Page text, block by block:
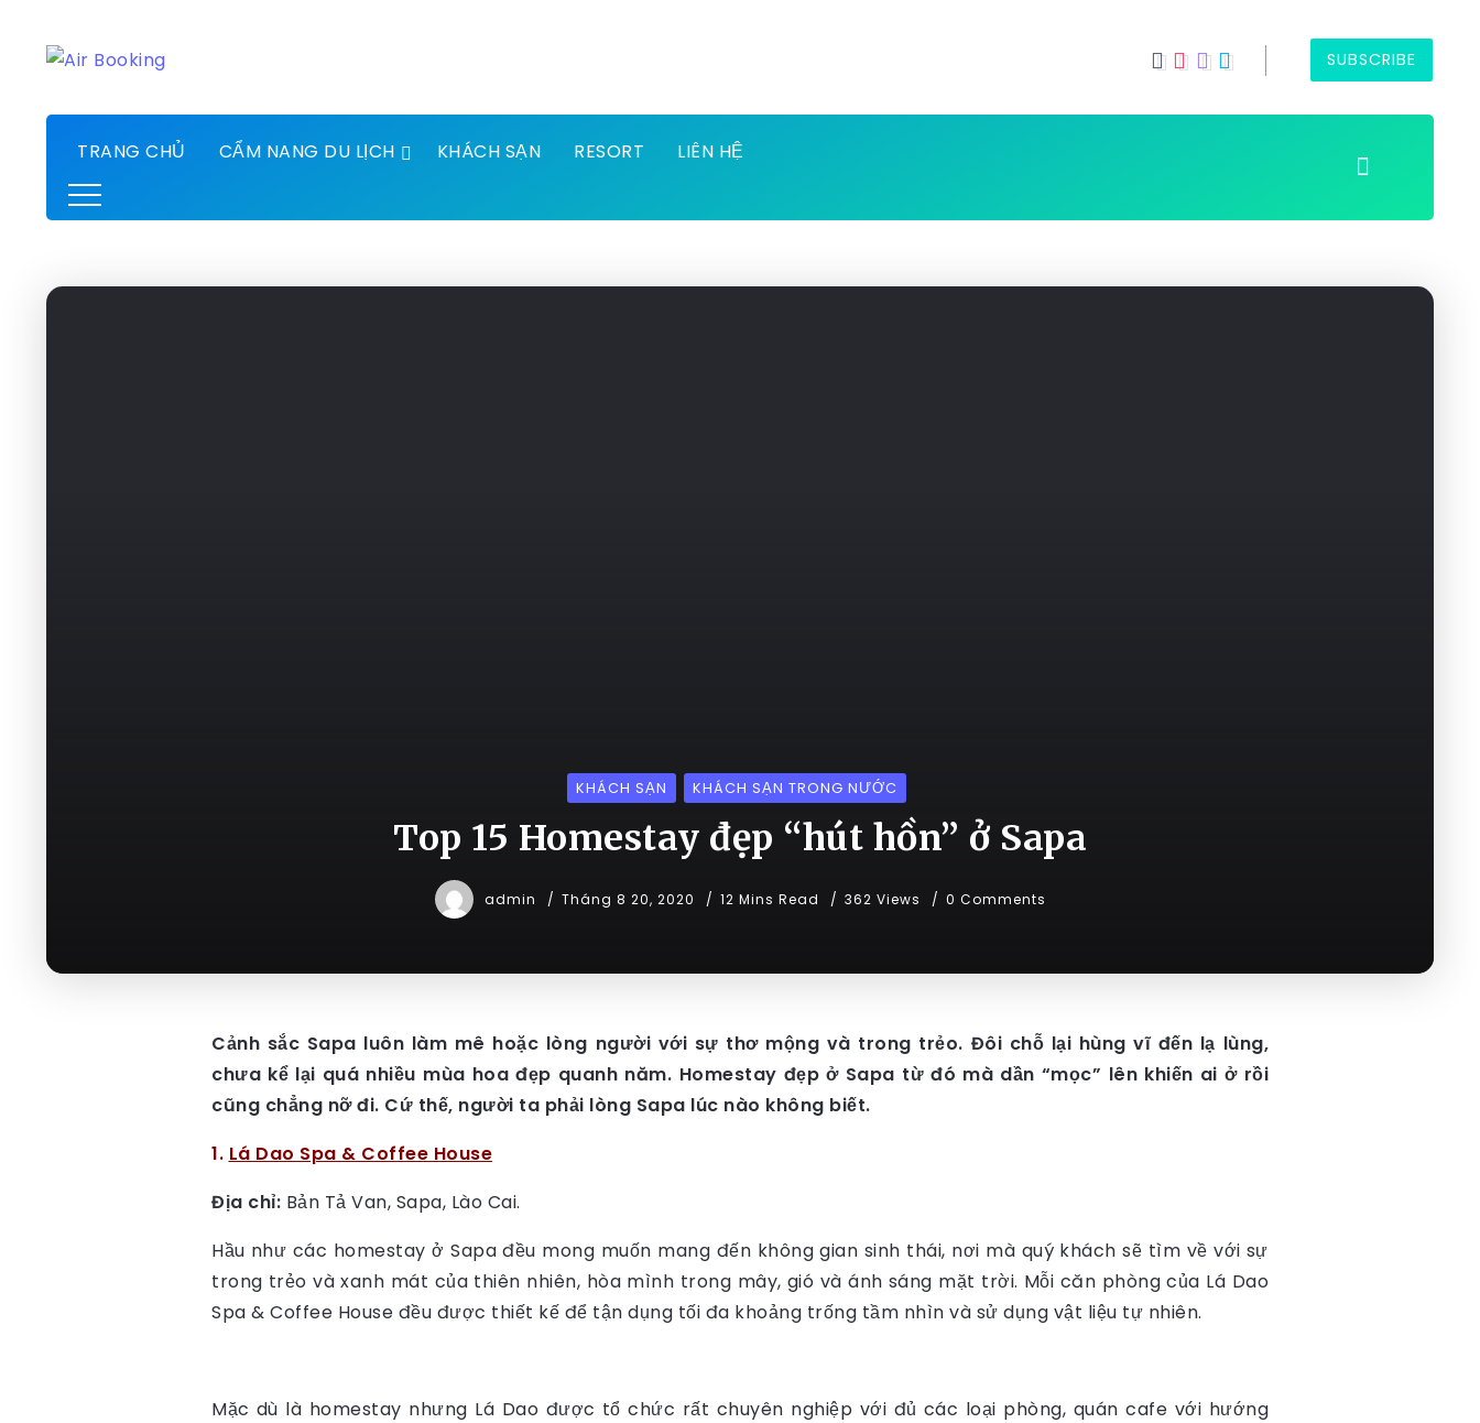
SUBSCRIBE
TRANG CHỦ CẨM NANG DU LỊCH KHÁCH SẠN RESORT LIÊN HỆ
KHÁCH SẠN KHÁCH SẠN TRONG NƯỚC
Top 15 Homestay đẹp “hút hồn” ở Sapa
admin Tháng 8 20, 2020 12 Mins Read 362 Views 0 Comments
Cảnh sắc Sapa luôn làm mê hoặc lòng người với sự thơ mộng và trong trẻo. Đôi chỗ lại hùng vĩ đến lạ lùng,
chưa kể lại quá nhiều mùa hoa đẹp quanh năm. Homestay đẹp ở Sapa từ đó mà dần “mọc” lên khiến ai ở rồi
cũng chẳng nỡ đi. Cứ thế, người ta phải lòng Sapa lúc nào không biết.
1. Lá Dao Spa & Coffee House
Địa chỉ: Bản Tả Van, Sapa, Lào Cai.
Hầu như các homestay ở Sapa đều mong muốn mang đến không gian sinh thái, nơi mà quý khách sẽ tìm về với sự
trong trẻo và xanh mát của thiên nhiên, hòa mình trong mây, gió và ánh sáng mặt trời. Mỗi căn phòng của Lá Dao
Spa & Coffee House đều được thiết kế để tận dụng tối đa khoảng trống tầm nhìn và sử dụng vật liệu tự nhiên.
Mặc dù là homestay nhưng Lá Dao được tổ chức rất chuyên nghiệp với đủ các loại phòng, quán cafe với hướng